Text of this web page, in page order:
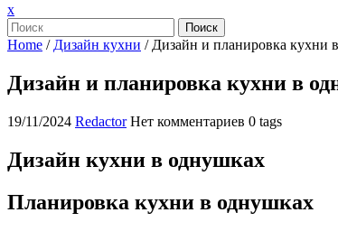
xЗакрыть
меню
Поиск
Home / Дизайн кухни / Дизайн и планировка кухни
Дизайн и планировка кухни в
19/11/2024 Redactor Нет комментариев 0 tags
Дизайн кухни в однушках
Планировка кухни в однушках